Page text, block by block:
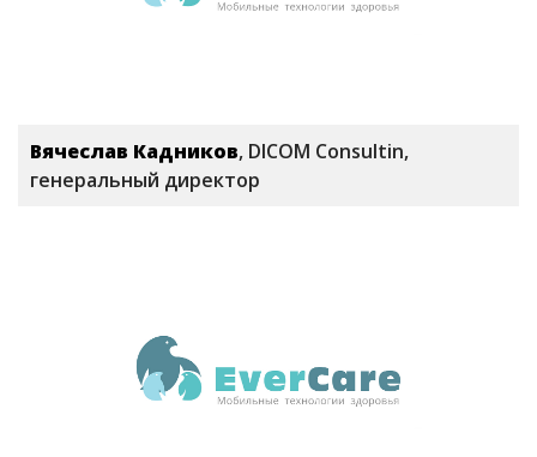
Вячеслав Кадников, DICOM Consultin,
генеральный директор